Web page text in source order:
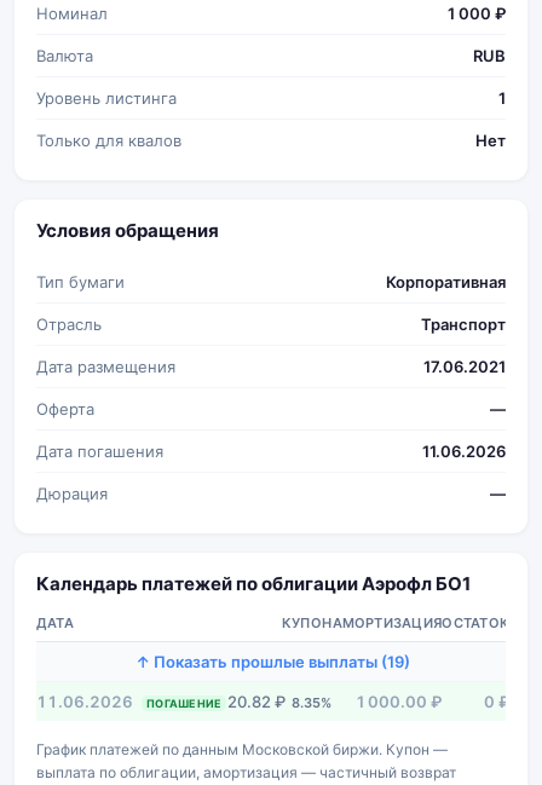
Номинал 1 000 ₽
Валюта RUB
Уровень листинга 1
Только для квалов Нет
Условия обращения
Тип бумаги Корпоративная
Отрасль Транспорт
Дата размещения 17.06.2021
Оферта —
Дата погашения 11.06.2026
Дюрация —
Календарь платежей по облигации Аэрофл БО1
ДАТА КУПОНАМОРТИЗАЦИЯОСТАТОК
↑ Показать прошлые выплаты (19)
11.06.2026 ПОГАШЕНИЕ 20.82 ₽ 8.35% 1 000.00 ₽ 0 ₽
График платежей по данным Московской биржи. Купон —
выплата по облигации, амортизация — частичный возврат